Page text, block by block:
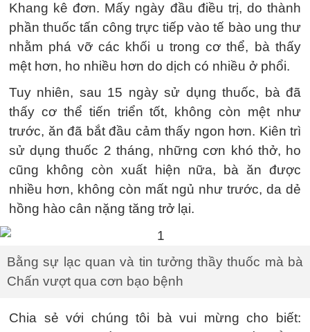
Khang kê đơn. Mấy ngày đầu điều trị, do thành
phần thuốc tấn công trực tiếp vào tế bào ung thư
nhằm phá vỡ các khối u trong cơ thể, bà thấy
mệt hơn, ho nhiều hơn do dịch có nhiều ở phổi.
Tuy nhiên, sau 15 ngày sử dụng thuốc, bà đã
thấy cơ thể tiến triển tốt, không còn mệt như
trước, ăn đã bắt đầu cảm thấy ngon hơn. Kiên trì
sử dụng thuốc 2 tháng, những cơn khó thở, ho
cũng không còn xuất hiện nữa, bà ăn được
nhiều hơn, không còn mất ngủ như trước, da dẻ
hồng hào cân nặng tăng trở lại.
Bằng sự lạc quan và tin tưởng thầy thuốc mà bà
Chấn vượt qua cơn bạo bệnh
Chia sẻ với chúng tôi bà vui mừng cho biết: